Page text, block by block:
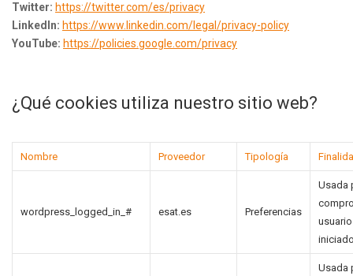
Twitter: https://twitter.com/es/privacy
LinkedIn: https://www.linkedin.com/legal/privacy-policy
YouTube: https://policies.google.com/privacy
¿Qué cookies utiliza nuestro sitio web?
Nombre Proveedor Tipología
wordpress_logged_in_# esat.es Preferencias
Usada
Usada